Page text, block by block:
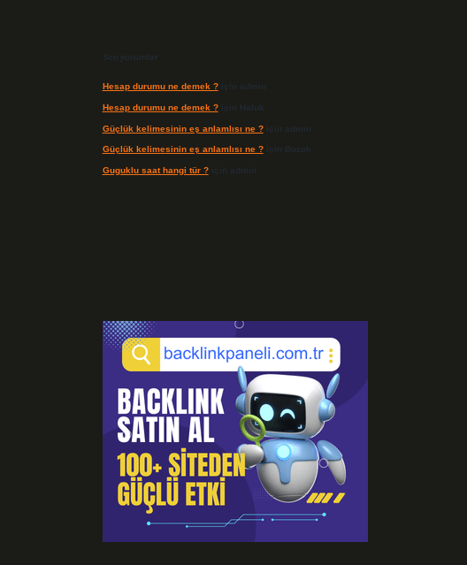
Son yorumlar
Hesap durumu ne demek ?için admin
Hesap durumu ne demek ?için Haluk
Güçlük kelimesinin eş anlamlısı ne ?için admin
Güçlük kelimesinin eş anlamlısı ne ?için Bozok
Guguklu saat hangi tür ?için admin